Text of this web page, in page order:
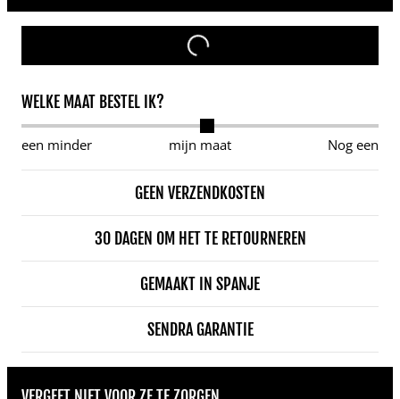
WELKE MAAT BESTEL IK?
een minder mijn maat Nog een
GEEN VERZENDKOSTEN
30 DAGEN OM HET TE RETOURNEREN
GEMAAKT IN SPANJE
SENDRA GARANTIE